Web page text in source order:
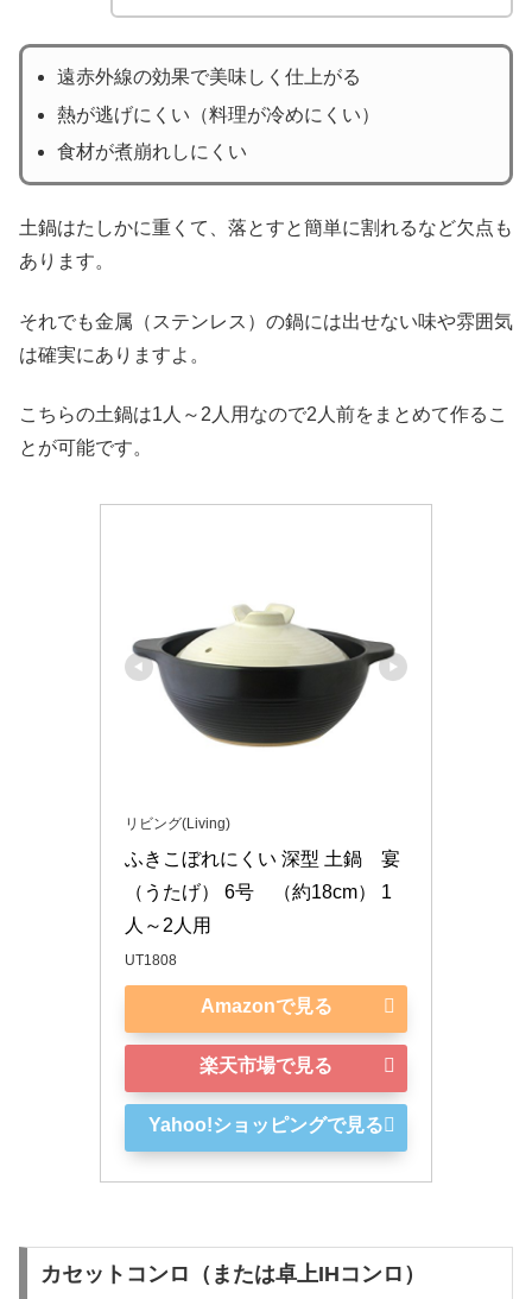
遠赤外線の効果で美味しく仕上がる
熱が逃げにくい（料理が冷めにくい）
食材が煮崩れしにくい
土鍋はたしかに重くて、落とすと簡単に割れるなど欠点も
あります。
それでも金属（ステンレス）の鍋には出せない味や雰囲気
は確実にありますよ。
こちらの土鍋は1人～2人用なので2人前をまとめて作るこ
とが可能です。
リビング(Living)
ふきこぼれにくい 深型 土鍋　宴
（うたげ） 6号　（約18cm） 1
人～2人用
UT1808
Amazonで見る
楽天市場で見る
Yahoo!ショッピングで見る
カセットコンロ（または卓上IHコンロ）